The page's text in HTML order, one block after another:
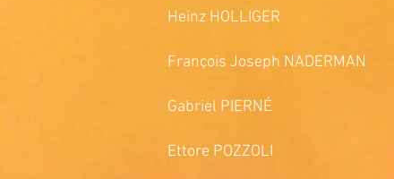
Heinz HOLLIGER
François Joseph
Gabriel PIERNÉ
Ettore POZZOLI